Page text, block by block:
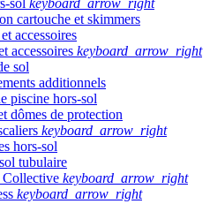
sol keyboard_arrow_right
cartouche et skimmers
accessoires
accessoires keyboard_arrow_right
sol
additionnels
piscine hors-sol
dômes de protection
keyboard_arrow_right
hors-sol
tubulaire
keyboard_arrow_right
keyboard_arrow_right